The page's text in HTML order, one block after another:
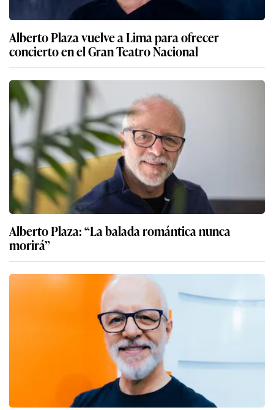
Alberto Plaza vuelve a Lima para ofrecer
concierto en el Gran Teatro Nacional
Alberto Plaza: “La balada romántica nunca
morirá”